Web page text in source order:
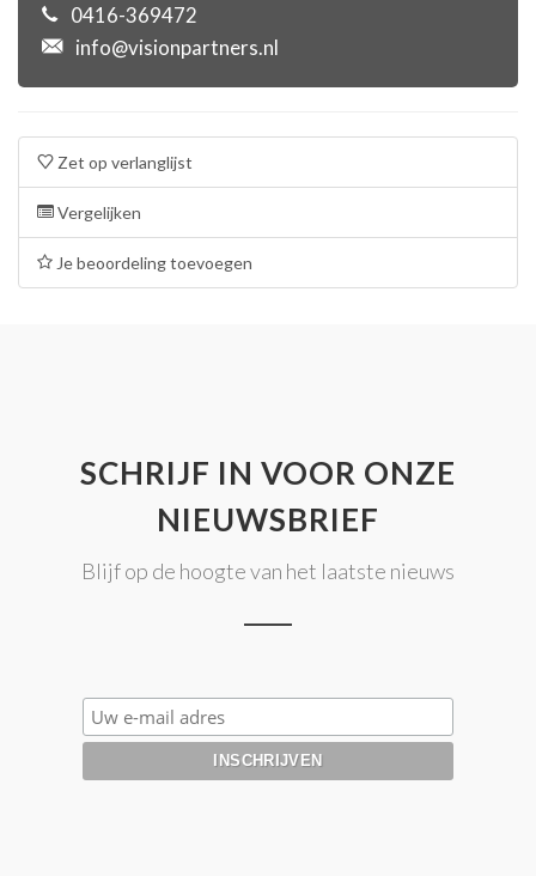
0416-369472
info@visionpartners.nl
Zet op verlanglijst
Vergelijken
Je beoordeling toevoegen
SCHRIJF IN VOOR ONZE
NIEUWSBRIEF
Blijf op de hoogte van het laatste nieuws